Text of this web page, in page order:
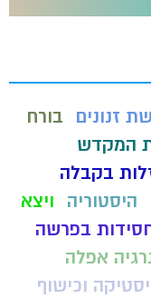
זנונים
בורח
המקדש
בקבלה
היסטוריה
ויצא
בפרשה
אפלה
וכישוף